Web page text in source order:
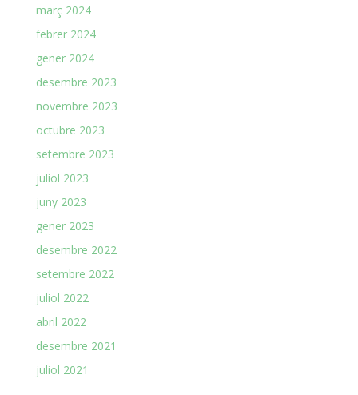
març 2024
febrer 2024
gener 2024
desembre 2023
novembre 2023
octubre 2023
setembre 2023
juliol 2023
juny 2023
gener 2023
desembre 2022
setembre 2022
juliol 2022
abril 2022
desembre 2021
juliol 2021